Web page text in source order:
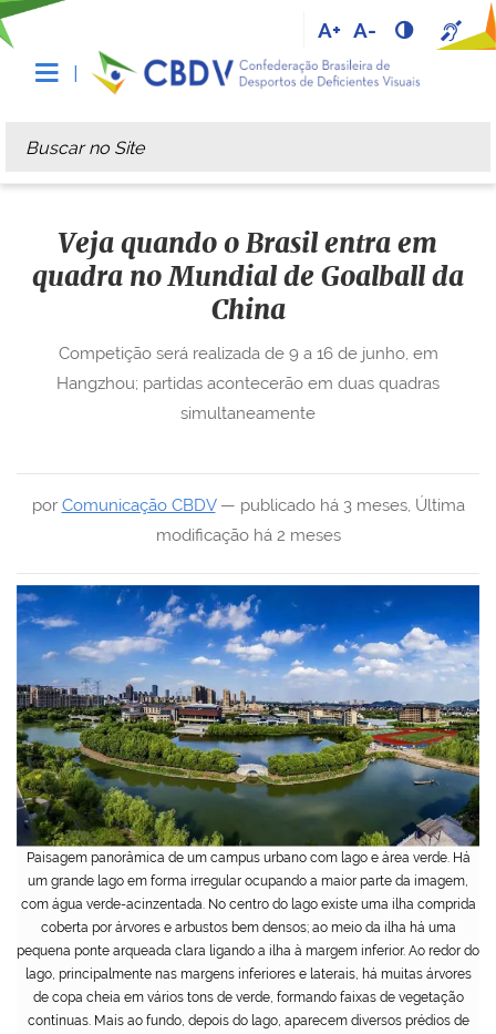
A+ A-
Busca
Busca Avançada…
Paisagem panorâmica de um campus urbano com lago e área verde. Há
um grande lago em forma irregular ocupando a maior parte da imagem,
com água verde-acinzentada. No centro do lago existe uma ilha comprida
coberta por árvores e arbustos bem densos; ao meio da ilha há uma
pequena ponte arqueada clara ligando a ilha à margem inferior. Ao redor do
lago, principalmente nas margens inferiores e laterais, há muitas árvores
de copa cheia em vários tons de verde, formando faixas de vegetação
contínuas. Mais ao fundo, depois do lago, aparecem diversos prédios de
Veja quando o Brasil entra em
quadra no Mundial de Goalball da
China
por Comunicação CBDV— publicado há 3 meses, Última
modificação há 2 meses
Competição será realizada de 9 a 16 de junho, em
Hangzhou; partidas acontecerão em duas quadras
simultaneamente